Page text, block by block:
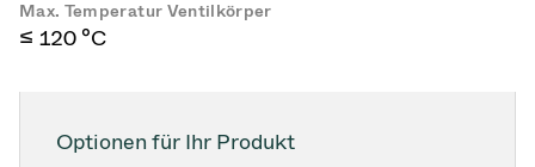
Max. Temperatur Ventilkörper
≤ 120 °C
Optionen für Ihr Produkt